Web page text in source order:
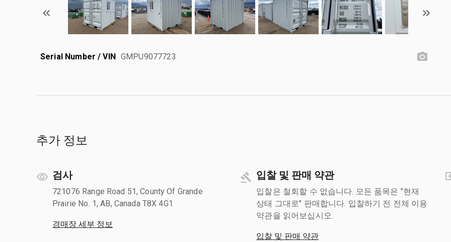
Serial Number / VIN GMPU9077723
추가 정보
검사
721076 Range Road 51, County Of Grande
Prairie No. 1, AB, Canada T8X 4G1
경매장 세부 정보
입찰 및 판매 약관
입찰은 철회할 수 없습니다. 모든 품목은 "현재
상태 그대로" 판매합니다. 입찰하기 전 전체 이용
약관을 읽어보십시오.
입찰 및 판매 약관